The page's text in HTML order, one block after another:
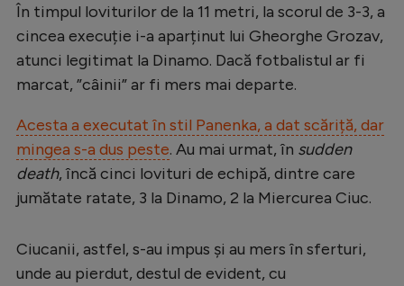
În timpul loviturilor de la 11 metri, la scorul de 3-3, a
cincea execuție i-a aparținut lui Gheorghe Grozav,
atunci legitimat la Dinamo. Dacă fotbalistul ar fi
marcat, ”câinii” ar fi mers mai departe.
Acesta a executat în stil Panenka, a dat scăriță, dar
mingea s-a dus peste. Au mai urmat, în sudden
death, încă cinci lovituri de echipă, dintre care
jumătate ratate, 3 la Dinamo, 2 la Miercurea Ciuc.
Ciucanii, astfel, s-au impus și au mers în sferturi,
unde au pierdut, destul de evident, cu